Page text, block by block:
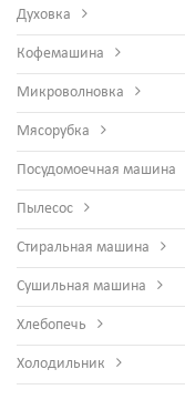
Духовка
Кофемашина
Микроволновка
Мясорубка
Посудомоечная машина
Пылесос
Стиральная машина
Сушильная машина
Хлебопечь
Холодильник